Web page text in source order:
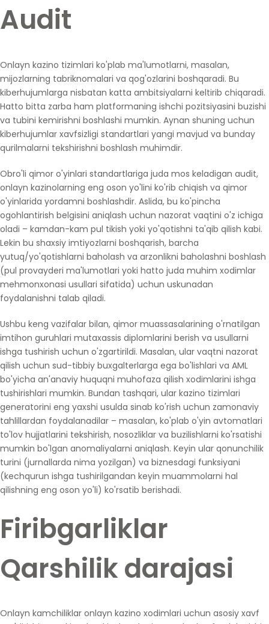
Audit
Onlayn kazino tizimlari ko'plab ma'lumotlarni, masalan,
mijozlarning tabriknomalari va qog'ozlarini boshqaradi. Bu
kiberhujumlarga nisbatan katta ambitsiyalarni keltirib chiqaradi.
Hatto bitta zarba ham platformaning ishchi pozitsiyasini buzishi
va tubini kemirishni boshlashi mumkin. Aynan shuning uchun
kiberhujumlar xavfsizligi standartlari yangi mavjud va bunday
qurilmalarni tekshirishni boshlash muhimdir.
Obro'li qimor o'yinlari standartlariga juda mos keladigan audit,
onlayn kazinolarning eng oson yo'lini ko'rib chiqish va qimor
o'yinlarida yordamni boshlashdir. Aslida, bu ko'pincha
ogohlantirish belgisini aniqlash uchun nazorat vaqtini o'z ichiga
oladi – kamdan-kam pul tikish yoki yo'qotishni ta'qib qilish kabi.
Lekin bu shaxsiy imtiyozlarni boshqarish, barcha
yutuq/yo'qotishlarni baholash va arzonlikni baholashni boshlash
(pul provayderi ma'lumotlari yoki hatto juda muhim xodimlar
mehmonxonasi usullari sifatida) uchun uskunadan
foydalanishni talab qiladi.
Ushbu keng vazifalar bilan, qimor muassasalarining o'rnatilgan
imtihon guruhlari mutaxassis diplomlarini berish va usullarni
ishga tushirish uchun o'zgartirildi. Masalan, ular vaqtni nazorat
qilish uchun sud-tibbiy buxgalterlarga ega bo'lishlari va AML
bo'yicha an'anaviy huquqni muhofaza qilish xodimlarini ishga
tushirishlari mumkin. Bundan tashqari, ular kazino tizimlari
generatorini eng yaxshi usulda sinab ko'rish uchun zamonaviy
tahlillardan foydalanadilar – masalan, ko'plab o'yin avtomatlari
to'lov hujjatlarini tekshirish, nosozliklar va buzilishlarni ko'rsatishi
mumkin bo'lgan anomaliyalarni aniqlash. Keyin ular qonunchilik
turini (jurnallarda nima yozilgan) va biznesdagi funksiyani
(kechqurun ishga tushirilgandan keyin muammolarni hal
qilishning eng oson yo'li) ko'rsatib berishadi.
Firibgarliklar
Qarshilik darajasi
Onlayn kamchiliklar onlayn kazino xodimlari uchun asosiy xavf